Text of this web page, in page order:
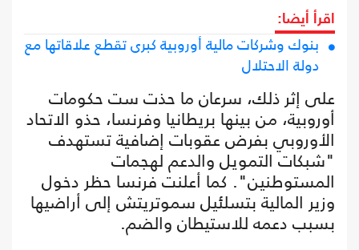
اقرأ أيضا:
بنوك وشركات مالية أوروبية كبرى تقطع علاقاتها مع
دولة الاحتلال
على إثر ذلك، سرعان ما حذت ست حكومات
أوروبية، من بينها بريطانيا وفرنسا، حذو الاتحاد
الأوروبي بفرض عقوبات إضافية تستهدف
"شبكات التمويل والدعم لهجمات
المستوطنين". كما أعلنت فرنسا حظر دخول
وزير المالية بتسلئيل سموتريتش إلى أراضيها
بسبب دعمه للاستيطان والضم.